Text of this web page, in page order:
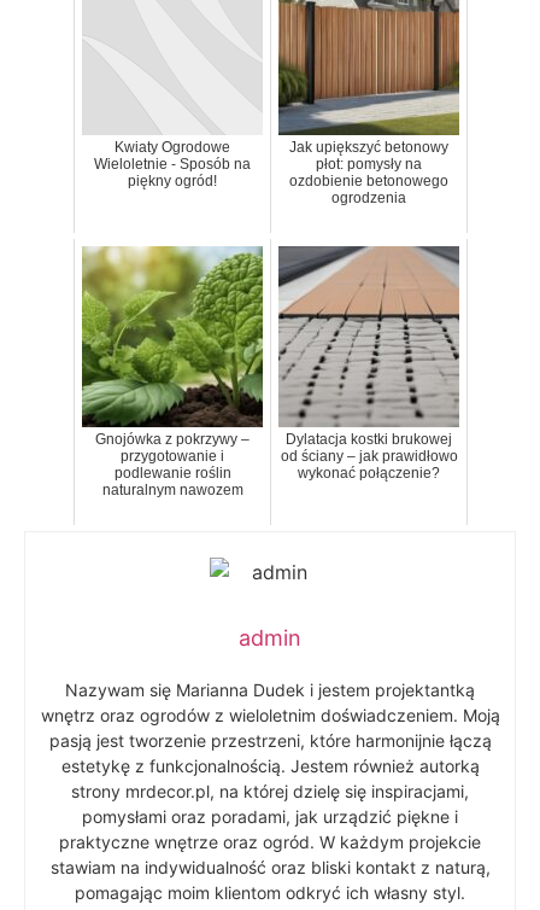
Kwiaty Ogrodowe
Wieloletnie - Sposób na
piękny ogród!
Jak upiększyć betonowy
płot: pomysły na
ozdobienie betonowego
ogrodzenia
Gnojówka z pokrzywy –
przygotowanie i
podlewanie roślin
naturalnym nawozem
Dylatacja kostki brukowej
od ściany – jak prawidłowo
wykonać połączenie?
admin
Nazywam się Marianna Dudek i jestem projektantką
wnętrz oraz ogrodów z wieloletnim doświadczeniem. Moją
pasją jest tworzenie przestrzeni, które harmonijnie łączą
estetykę z funkcjonalnością. Jestem również autorką
strony mrdecor.pl, na której dzielę się inspiracjami,
pomysłami oraz poradami, jak urządzić piękne i
praktyczne wnętrze oraz ogród. W każdym projekcie
stawiam na indywidualność oraz bliski kontakt z naturą,
pomagając moim klientom odkryć ich własny styl.